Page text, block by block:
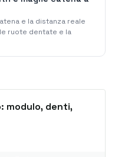
e la distanza reale
ruote dentate e la
modulo, denti,